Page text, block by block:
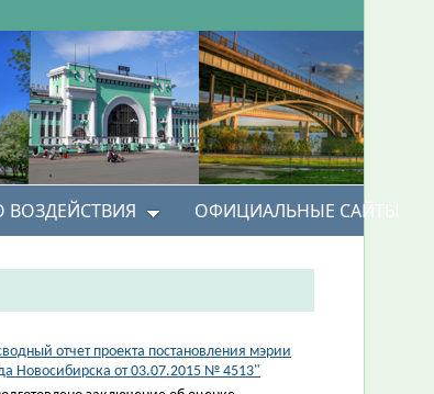
ОФИЦИАЛЬНЫЕ САЙТЫ
отчет проекта постановления мэрии
Новосибирска от 03.07.2015 № 4513"